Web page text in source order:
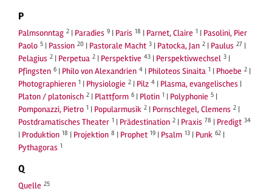
P
Palmsonntag 2 | Paradies 9 | Paris 18 | Parnet, Claire 1 | Pasolini, Pier
Paolo 5 | Passion 20 | Pastorale Macht 3 | Patocka, Jan 2 | Paulus 27 |
Pelagius 2 | Perpetua 2 | Perspektive 43 | Perspektivwechsel 3 |
Pfingsten 6 | Philo von Alexandrien 4 | Philoteos Sinaita 1 | Phoebe 2 |
Photographieren 1 | Physiologie 2 | Pilz 4 | Plasma, evangelisches |
Platon / platonisch 2 | Plattform 6 | Plotin 1 | Polyphonie 5 |
Pomponazzi, Pietro 1 | Popularmusik 2 | Pornschlegel, Clemens 2 |
Postdramatisches Theater 1 | Prädestination 2 | Praxis 78 | Predigt 34
| Produktion 18 | Projektion 8 | Prophet 19 | Psalm 13 | Punk 62 |
Pythagoras 1
Q
Quelle 25